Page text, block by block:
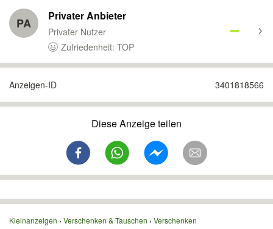
PA Privater Anbieter
Privater Nutzer
Zufriedenheit: TOP
Anzeigen-ID 3401818566
Diese Anzeige teilen
Kleinanzeigen Verschenken & Tauschen Verschenken